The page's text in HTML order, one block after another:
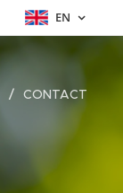
EN
CONTACT